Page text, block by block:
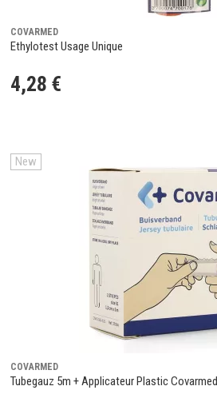
COVARMED
Ethylotest Usage Unique
4,28 €
New
COVARMED
Tubegauz 5m + Applicateur Plastic Covarmed